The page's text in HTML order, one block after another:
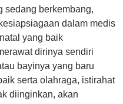
sedang berkembang,
dalam medis
yang baik
dirinya sendiri
bayinya yang baru
serta olahraga, istirahat
diinginkan, akan